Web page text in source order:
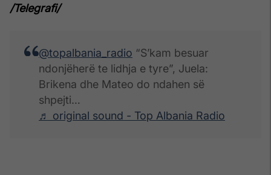
/Telegrafi/
@topalbania_radio “S’kam besuar
ndonjëherë te lidhja e tyre”, Juela:
Brikena dhe Mateo do ndahen së
shpejti…
♬ original sound - Top Albania Radio